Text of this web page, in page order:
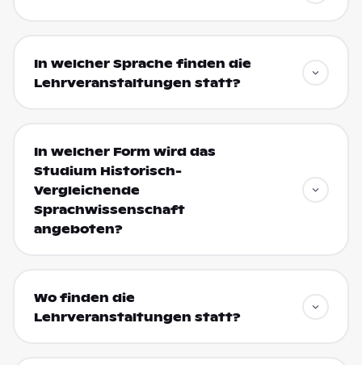
In welcher Sprache finden die
Lehrveranstaltungen statt?
In welcher Form wird das
Studium Historisch-
Vergleichende
Sprachwissenschaft
angeboten?
Wo finden die
Lehrveranstaltungen statt?